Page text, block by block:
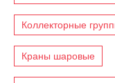
Коллекторные
Краны шаровые